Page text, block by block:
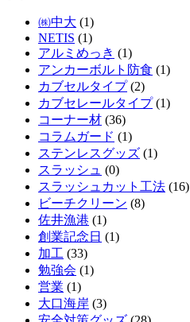
㈱中大 (1)
NETIS (1)
アルミめっき (1)
アンカーボルト防食 (1)
カブセルタイプ(2)
カブセレールタイプ(1)
コーナー材 (36)
コラムガード (1)
ステンレスグッズ (1)
スラッシュ (0)
スラッシュカット工法 (16)
ビーチクリーン (8)
佐井漁港 (1)
創業記念日 (1)
加工 (33)
勉強会 (1)
営業 (1)
大口海岸 (3)